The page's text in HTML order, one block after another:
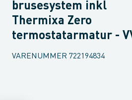
brusesystem inkl
Thermixa Zero
termostatarmatur -
VARENUMMER 722194834